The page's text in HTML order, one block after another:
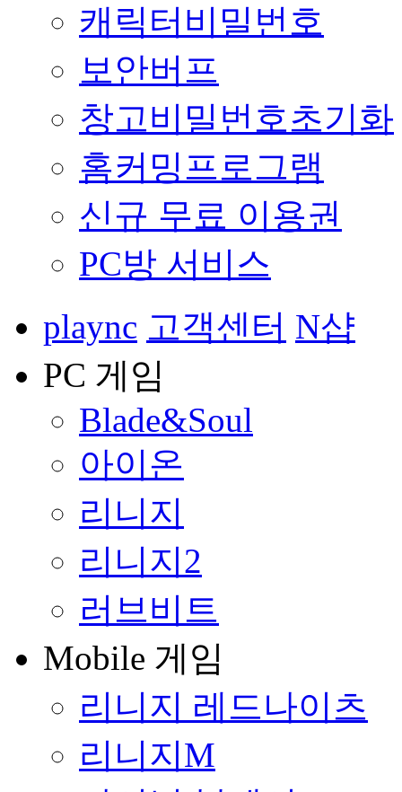
캐릭터비밀번호
보안버프
창고비밀번호초기화
홈커밍프로그램
신규 무료 이용권
PC방 서비스
plaync 고객센터 N샵
PC 게임
Blade&Soul
아이온
리니지
리니지2
러브비트
Mobile 게임
리니지 레드나이츠
리니지M